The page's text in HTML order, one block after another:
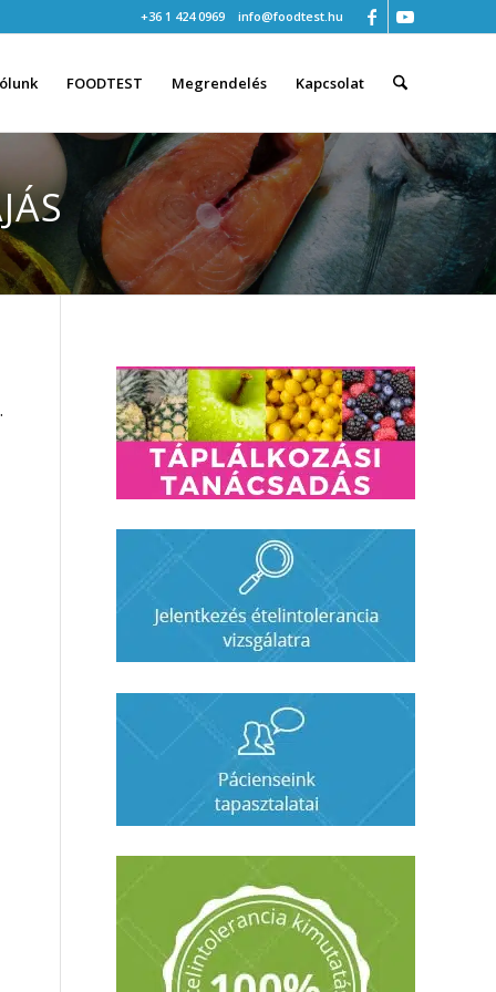
+36 1 424 0969 info@foodtest.hu
FOODTEST Megrendelés Kapcsolat